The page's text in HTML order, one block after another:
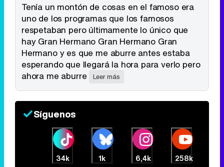
Tenía un montón de cosas en el famoso era
uno de los programas que los famosos
respetaban pero últimamente lo único que
hay Gran Hermano Gran Hermano Gran
Hermano y es que me aburre antes estaba
esperando que llegará la hora para verlo pero
ahora me aburre
Leer más
Síguenos
34k 1k 6,4k 258k